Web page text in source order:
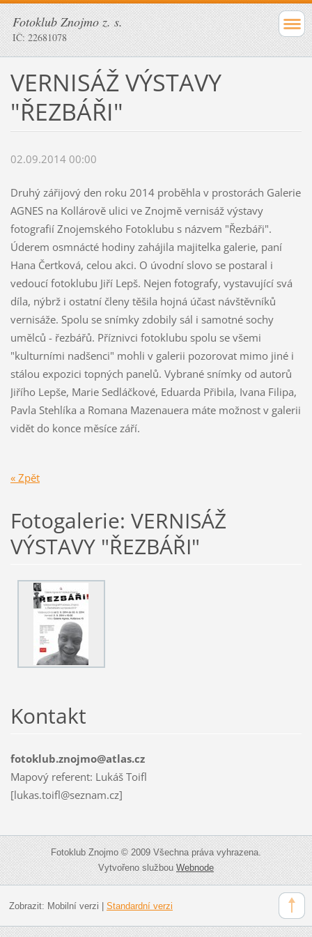
Fotoklub Znojmo z. s.
IČ: 22681078
VERNISÁŽ VÝSTAVY
"ŘEZBÁŘI"
02.09.2014 00:00
Druhý zářijový den roku 2014 proběhla v prostorách Galerie
AGNES na Kollárově ulici ve Znojmě vernisáž výstavy
fotografií Znojemského Fotoklubu s názvem "Řezbáři".
Úderem osmnácté hodiny zahájila majitelka galerie, paní
Hana Čertková, celou akci. O úvodní slovo se postaral i
vedoucí fotoklubu Jiří Lepš. Nejen fotografy, vystavující svá
díla, nýbrž i ostatní členy těšila hojná účast návštěvníků
vernisáže. Spolu se snímky zdobily sál i samotné sochy
umělců - řezbářů. Příznivci fotoklubu spolu se všemi
"kulturními nadšenci" mohli v galerii pozorovat mimo jiné i
stálou expozici topných panelů. Vybrané snímky od autorů
Jiřího Lepše, Marie Sedláčkové, Eduarda Přibila, Ivana Filipa,
Pavla Stehlíka a Romana Mazenauera máte možnost v galerii
vidět do konce měsíce září.
« Zpět
Fotogalerie: VERNISÁŽ
VÝSTAVY "ŘEZBÁŘI"
Kontakt
fotoklub.znojmo@atlas.cz
Mapový referent: Lukáš Toifl
[lukas.toifl@seznam.cz]
Fotoklub Znojmo © 2009 Všechna práva vyhrazena.
Vytvořeno službouWebnode
Zobrazit: Mobilní verzi Standardní verzi